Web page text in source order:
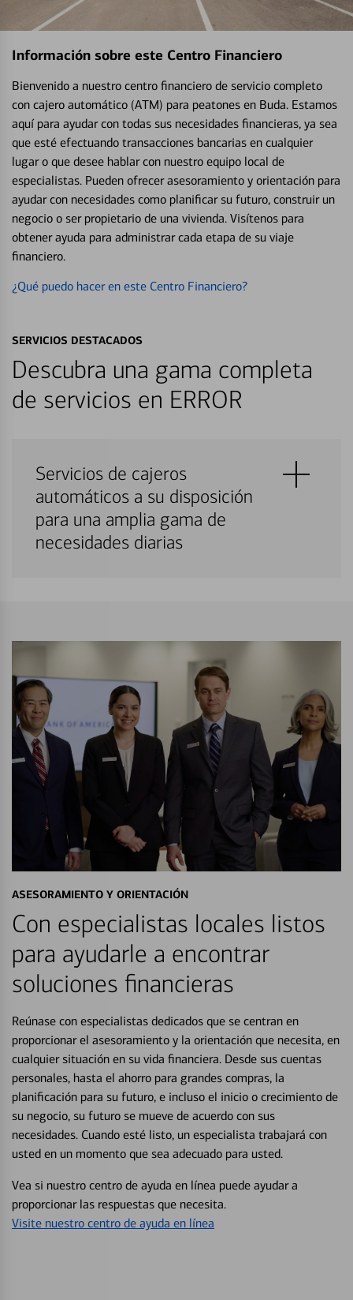
Información sobre este Centro Financiero
Bienvenido a nuestro centro financiero de servicio completo
con cajero automático (ATM) para peatones en Buda. Estamos
aquí para ayudar con todas sus necesidades financieras, ya sea
que esté efectuando transacciones bancarias en cualquier
lugar o que desee hablar con nuestro equipo local de
especialistas. Pueden ofrecer asesoramiento y orientación para
ayudar con necesidades como planificar su futuro, construir un
negocio o ser propietario de una vivienda. Visítenos para
obtener ayuda para administrar cada etapa de su viaje
financiero.
¿Qué puedo hacer en este Centro Financiero?
SERVICIOS DESTACADOS
Descubra una gama completa
de servicios en ERROR
Servicios de cajeros
automáticos a su disposición
para una amplia gama de
necesidades diarias
ASESORAMIENTO Y ORIENTACIÓN
Con especialistas locales listos
para ayudarle a encontrar
soluciones financieras
Reúnase con especialistas dedicados que se centran en
proporcionar el asesoramiento y la orientación que necesita, en
cualquier situación en su vida financiera. Desde sus cuentas
personales, hasta el ahorro para grandes compras, la
planificación para su futuro, e incluso el inicio o crecimiento de
su negocio, su futuro se mueve de acuerdo con sus
necesidades. Cuando esté listo, un especialista trabajará con
usted en un momento que sea adecuado para usted.
Vea si nuestro centro de ayuda en línea puede ayudar a
proporcionar las respuestas que necesita.
Visite nuestro centro de ayuda en línea